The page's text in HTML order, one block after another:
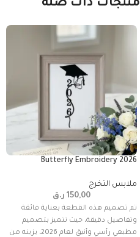
منتجات ذات صلة
2026 Butterfly Embroidery
ملابس التخرج
150,00 ر.ق
تم تصميم هذه القطعة بعناية فائقة
وتفاصيل دقيقة، حيث تتميز بتصميم
مطبعي رأسي وأنيق لعام 2026، يزينه من